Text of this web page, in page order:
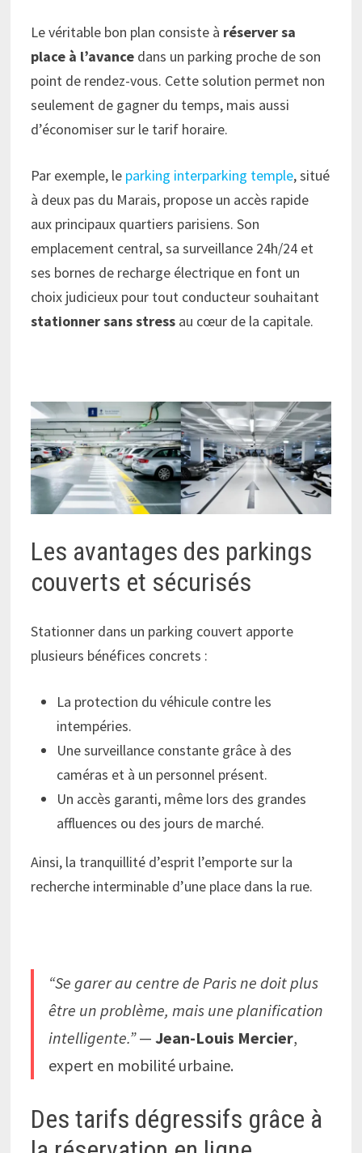
Le véritable bon plan consiste à réserver sa
place à l’avance dans un parking proche de son
point de rendez-vous. Cette solution permet non
seulement de gagner du temps, mais aussi
d’économiser sur le tarif horaire.
Par exemple, le parking interparking temple, situé
à deux pas du Marais, propose un accès rapide
aux principaux quartiers parisiens. Son
emplacement central, sa surveillance 24h/24 et
ses bornes de recharge électrique en font un
choix judicieux pour tout conducteur souhaitant
stationner sans stress au cœur de la capitale.
Les avantages des parkings
couverts et sécurisés
Stationner dans un parking couvert apporte
plusieurs bénéfices concrets :
La protection du véhicule contre les
intempéries.
Une surveillance constante grâce à des
caméras et à un personnel présent.
Un accès garanti, même lors des grandes
affluences ou des jours de marché.
Ainsi, la tranquillité d’esprit l’emporte sur la
recherche interminable d’une place dans la rue.
“Se garer au centre de Paris ne doit plus
être un problème, mais une planification
intelligente.”—Jean-Louis Mercier,
expert en mobilité urbaine.
Des tarifs dégressifs grâce à